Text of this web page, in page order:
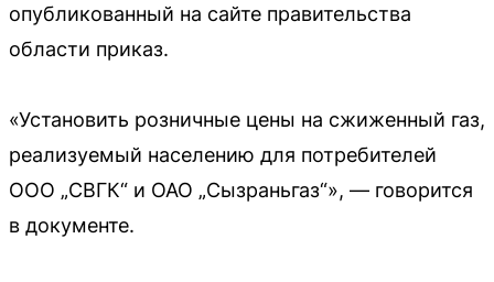
опубликованный на сайте правительства
области приказ.
«Установить розничные цены на сжиженный газ,
реализуемый населению для потребителей
ООО „СВГК“ и ОАО „Сызраньгаз“», — говорится
в документе.